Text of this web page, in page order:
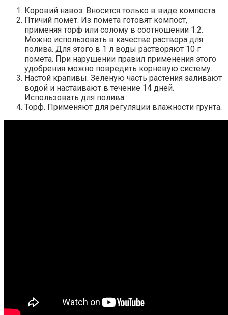
Коровий навоз. Вносится только в виде компоста.
Птичий помет. Из помета готовят компост,
применяя торф или солому в соотношении 1:2.
Можно использовать в качестве раствора для
полива. Для этого в 1 л воды растворяют 10 г
помета. При нарушении правил применения этого
удобрения можно повредить корневую систему.
Настой крапивы. Зеленую часть растения заливают
водой и настаивают в течение 14 дней.
Использовать для полива.
Торф. Применяют для регуляции влажности грунта.